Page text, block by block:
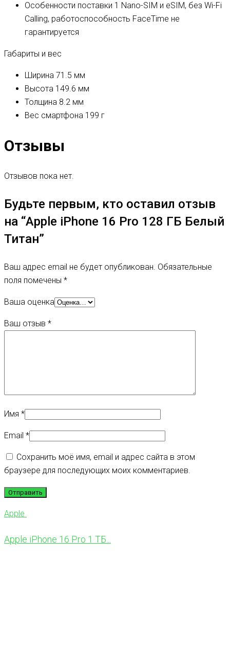
Особенности поставки 1 Nano-SIM и eSIM, без Wi-Fi
Calling, работоспособность FaceTime не
гарантируется
Габариты и вес
Ширина 71.5 мм
Высота 149.6 мм
Толщина 8.2 мм
Вес смартфона 199 г
Отзывы
Отзывов пока нет.
Будьте первым, кто оставил отзыв
на “Apple iPhone 16 Pro 128 ГБ Белый
Титан”
Ваш адрес email не будет опубликован. Обязательные
поля помечены *
Ваша оценка
Ваш отзыв *
Имя *
Email *
Сохранить моё имя, email и адрес сайта в этом
браузере для последующих моих комментариев.
Apple
Apple iPhone 16 Pro 1 ТБ...